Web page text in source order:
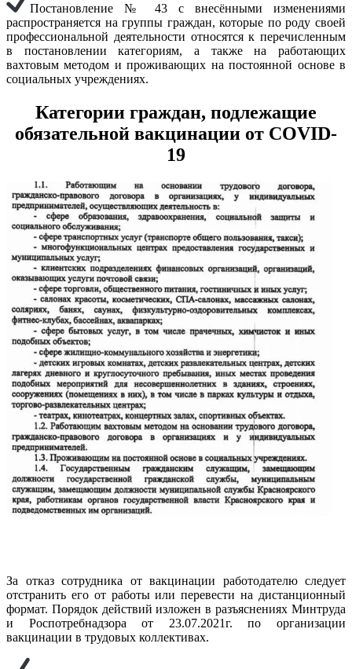
Постановление № 43 с внесёнными изменениями
распространяется на группы граждан, которые по роду своей
профессиональной деятельности относятся к перечисленным
в постановлении категориям, а также на работающих
вахтовым методом и проживающих на постоянной основе в
социальных учреждениях.
Категории граждан, подлежащие
обязательной вакцинации от COVID-
19
За отказ сотрудника от вакцинации работодателю следует
отстранить его от работы или перевести на дистанционный
формат. Порядок действий изложен в разъяснениях Минтруда
и Роспотребнадзора от 23.07.2021г. по организации
вакцинации в трудовых коллективах.